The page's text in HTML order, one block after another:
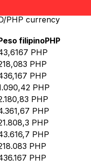
PHP currency
filipinoPHP
PHP
PHP
PHP
PHP
PHP
PHP
PHP
PHP
PHP
PHP